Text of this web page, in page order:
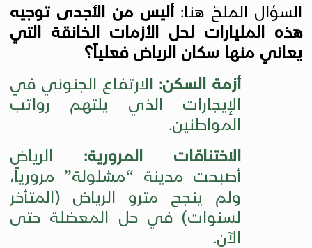
السؤال الملحّ هنا: أليس من الأجدى توجيه
هذه المليارات لحل الأزمات الخانقة التي
يعاني منها سكان الرياض فعلياً؟
أزمة السكن: الارتفاع الجنوني في
الإيجارات الذي يلتهم رواتب
المواطنين.
الاختناقات المرورية: الرياض
أصبحت مدينة “مشلولة” مرورياً،
ولم ينجح مترو الرياض (المتأخر
لسنوات) في حل المعضلة حتى
الآن.